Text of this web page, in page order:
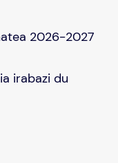
2026-2027
irabazi du